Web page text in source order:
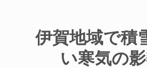
伊賀地域で
い寒気の